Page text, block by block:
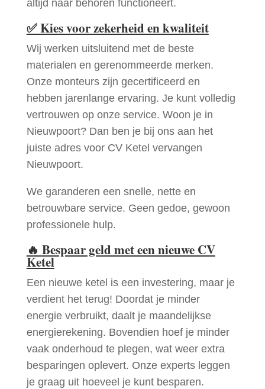
altijd naar behoren functioneert.
✅Kies voor zekerheid en kwaliteit
Wij werken uitsluitend met de beste
materialen en gerenommeerde merken.
Onze monteurs zijn gecertificeerd en
hebben jarenlange ervaring. Je kunt volledig
vertrouwen op onze service. Woon je in
Nieuwpoort? Dan ben je bij ons aan het
juiste adres voor CV Ketel vervangen
Nieuwpoort.
We garanderen een snelle, nette en
betrouwbare service. Geen gedoe, gewoon
professionele hulp.
🔥 Bespaar geld met een nieuwe CV
Ketel
Een nieuwe ketel is een investering, maar je
verdient het terug! Doordat je minder
energie verbruikt, daalt je maandelijkse
energierekening. Bovendien hoef je minder
vaak onderhoud te plegen, wat weer extra
besparingen oplevert. Onze experts leggen
je graag uit hoeveel je kunt besparen.